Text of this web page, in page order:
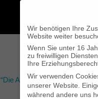
“Die Akte Kleist” im Goethe-
Wir benötigen Ihre
Website weiter
Wenn Sie unter 16
zu freiwilligen
Ihre
Wir verwenden
unserer Website.
während andere uns